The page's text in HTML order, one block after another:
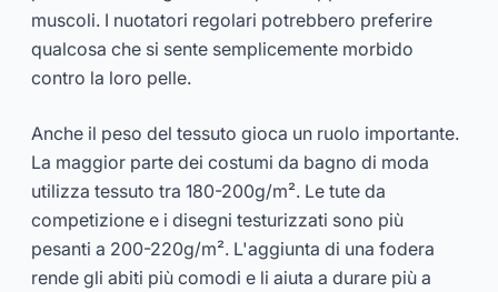
muscoli. I nuotatori regolari potrebbero preferire
qualcosa che si sente semplicemente morbido
contro la loro pelle.
Anche il peso del tessuto gioca un ruolo importante.
La maggior parte dei costumi da bagno di moda
utilizza tessuto tra 180-200g/m². Le tute da
competizione e i disegni testurizzati sono più
pesanti a 200-220g/m². L'aggiunta di una fodera
rende gli abiti più comodi e li aiuta a durare più a